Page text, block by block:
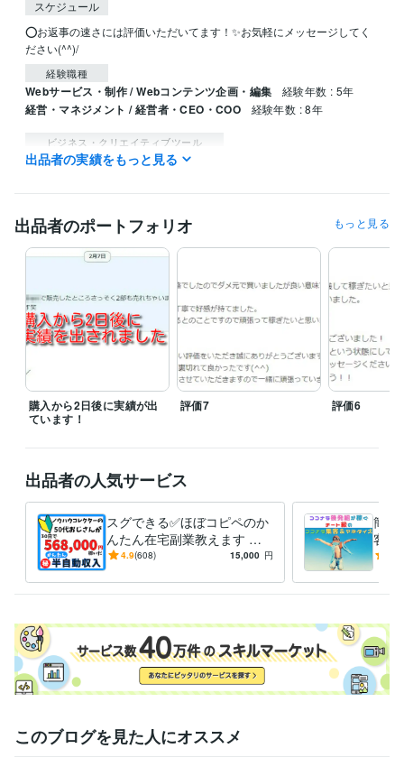
スケジュール
⭕️お返事の速さには評価いただいてます！✨お気軽にメッセージしてく
ださい(^^)/
経験職種
Webサービス・制作 / Webコンテンツ企画・編集 経験年数 : 5年
経営・マネジメント / 経営者・CEO・COO 経験年数 : 8年
ビジネス・クリエイティブツール
Excel:20年Google サイト:20年Google スプレッドシート:10年
Word:20年弥生会計:10年Google Analytics:5年
得意分野
資産運用・副業の相談
資産運用・副業の相談 副業・ネットビジネスの相談
語学力
英語 日常会話レベル
出品者の実績をもっと見る
出品者のポートフォリオ もっと見る
購入から2日後に実績が出
ています！
評価7 評価6
出品者の人気サービス
スグできる✅ほぼコピペのか
んたん在宅副業教えます 大
人気⭕️AI活用×独自教材で初
業
4.9(608) 15,000 円
簡単
客＆
心者
ハウ
このブログを見た人にオススメ